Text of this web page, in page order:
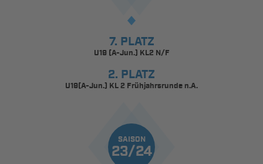
7. PLATZ
U19 (A-Jun.) KL2 N/F
2. PLATZ
U19(A-Jun.) KL 2 Frühjahrsrunde n.A.
SAISON
23/24